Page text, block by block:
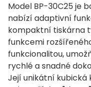
Model BP-30C25 je
nabízí adaptivní
kompaktní tiskárna
funkcemi
funkcionalitou,
rychlé a snadné
Její unikátní kubická